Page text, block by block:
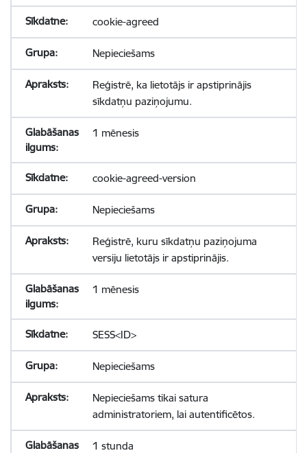
cookie-agreed
Nepieciešams
Reģistrē, ka lietotājs ir apstiprinājis
sīkdatņu paziņojumu.
1 mēnesis
cookie-agreed-version
Nepieciešams
Reģistrē, kuru sīkdatņu paziņojuma
versiju lietotājs ir apstiprinājis.
1 mēnesis
SESS<ID>
Nepieciešams
Nepieciešams tikai satura
administratoriem, lai autentificētos.
1 stunda